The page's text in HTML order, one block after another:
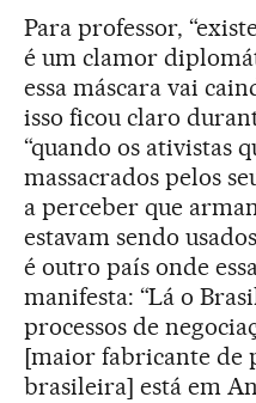
Para professor,
é um clamor
essa máscara vai
isso ficou claro
“quando os ativistas
massacrados pelos
a perceber que
estavam sendo
é outro país onde
manifesta: “Lá o
processos de
[maior fabricante de
brasileira] está em